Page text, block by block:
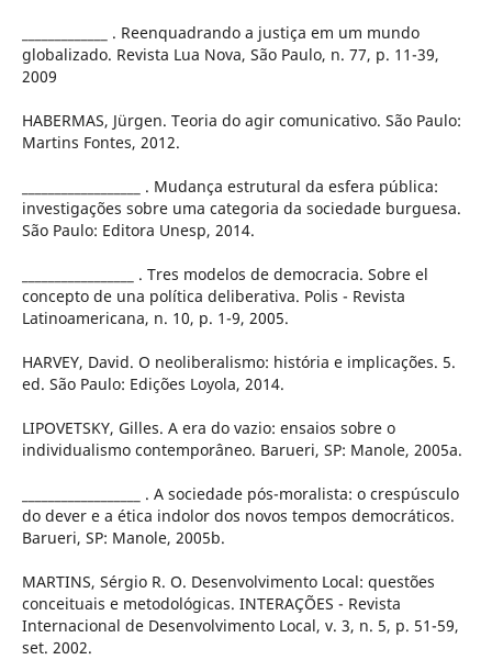
_____________ . Reenquadrando a justiça em um mundo
globalizado. Revista Lua Nova, São Paulo, n. 77, p. 11-39,
2009
HABERMAS, Jürgen. Teoria do agir comunicativo. São Paulo:
Martins Fontes, 2012.
__________________ . Mudança estrutural da esfera pública:
investigações sobre uma categoria da sociedade burguesa.
São Paulo: Editora Unesp, 2014.
_________________ . Tres modelos de democracia. Sobre el
concepto de una política deliberativa. Polis - Revista
Latinoamericana, n. 10, p. 1-9, 2005.
HARVEY, David. O neoliberalismo: história e implicações. 5.
ed. São Paulo: Edições Loyola, 2014.
LIPOVETSKY, Gilles. A era do vazio: ensaios sobre o
individualismo contemporâneo. Barueri, SP: Manole, 2005a.
__________________ . A sociedade pós-moralista: o crespúsculo
do dever e a ética indolor dos novos tempos democráticos.
Barueri, SP: Manole, 2005b.
MARTINS, Sérgio R. O. Desenvolvimento Local: questões
conceituais e metodológicas. INTERAÇÕES - Revista
Internacional de Desenvolvimento Local, v. 3, n. 5, p. 51-59,
set. 2002.